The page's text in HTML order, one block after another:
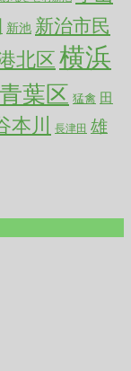
新池 新治市民
北区横浜
葉区 猛禽 田
本川 長津田 雄